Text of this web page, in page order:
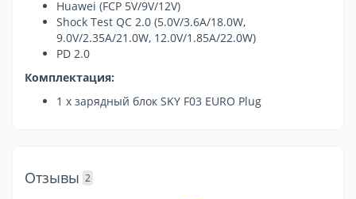
Huawei (FCP 5V/9V/12V)
Shock Test QC 2.0 (5.0V/3.6A/18.0W,
9.0V/2.35A/21.0W, 12.0V/1.85A/22.0W)
PD 2.0
Комплектация:
1 x зарядный блок SKY F03 EURO Plug
Отзывы 2